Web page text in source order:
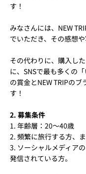
す！
みなさんには、NEW
でいただき、その感想
その代わりに、購入し
に、SNSで最も多くの
の賞金とNEW TRIPの
す！
2. 募集条件
1. 年齢層：20～40歳
2. 頻繁に旅行する方、
3. ソーシャルメディア
発信されている方。